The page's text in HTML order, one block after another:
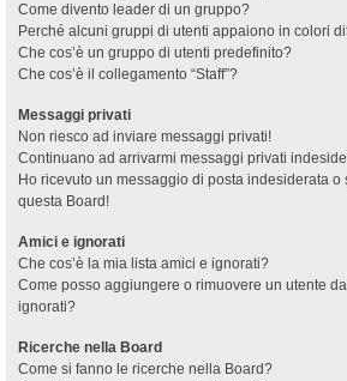
Come divento leader di un gruppo?
Perché alcuni gruppi di utenti appaiono in colori
Che cos’è un gruppo di utenti predefinito?
Che cos’è il collegamento “Staff”?
Messaggi privati
Non riesco ad inviare messaggi privati!
Continuano ad arrivarmi messaggi privati
Ho ricevuto un messaggio di posta indesiderata o
questa Board!
Amici e ignorati
Che cos’è la mia lista amici e ignorati?
Come posso aggiungere o rimuovere un utente
ignorati?
Ricerche nella Board
Come si fanno le ricerche nella Board?